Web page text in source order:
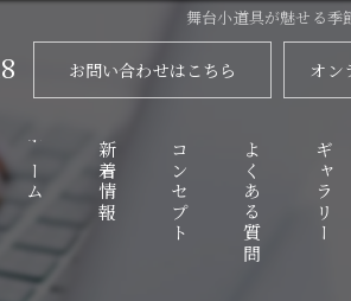
舞台小道具が魅せる
お問い合わせはこちら オン
ホーム 新着情報 コンセプト よくある質問 ギャラリー